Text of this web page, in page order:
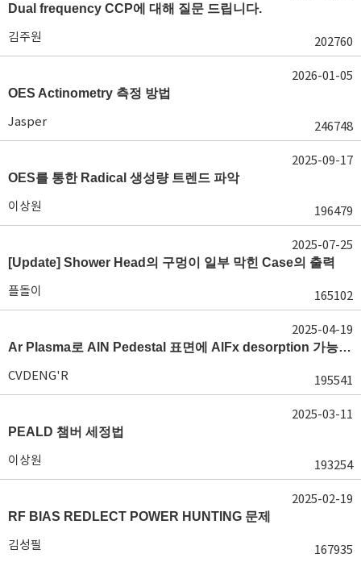
Dual frequency CCP에 대해 질문 드립니다.
김주원 202760
OES Actinometry 측정 방법
Jasper 246748
2026-01-05
OES를 통한 Radical 생성량 트렌드 파악
이상원 196479
2025-09-17
[Update] Shower Head의 구멍이 일부 막힌 Case의 출력
플돌이 165102
2025-07-25
Ar Plasma로 AlN Pedestal 표면에 AlFx desorption 가능 여부가 궁금합니다.
CVDENG'R 195541
2025-04-19
PEALD 챔버 세정법
이상원 193254
2025-03-11
RF BIAS REDLECT POWER HUNTING 문제
김성필 167935
2025-02-19